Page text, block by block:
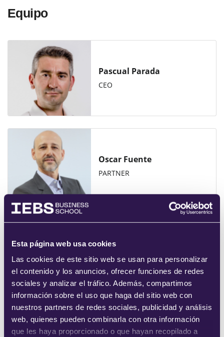
Esta página web usa cookies
Las cookies de este sitio web se usan para personalizar
el contenido y los anuncios, ofrecer funciones de redes
sociales y analizar el tráfico. Además, compartimos
información sobre el uso que haga del sitio web con
nuestros partners de redes sociales, publicidad y análisis
web, quienes pueden combinarla con otra información
que les haya proporcionado o que hayan recopilado a
Equipo
Pascual Parada
CEO
Oscar Fuente
PARTNER
Roberto Touza
PARTNER